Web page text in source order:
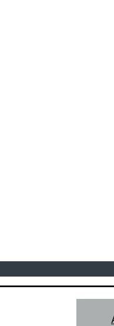
Перейти к